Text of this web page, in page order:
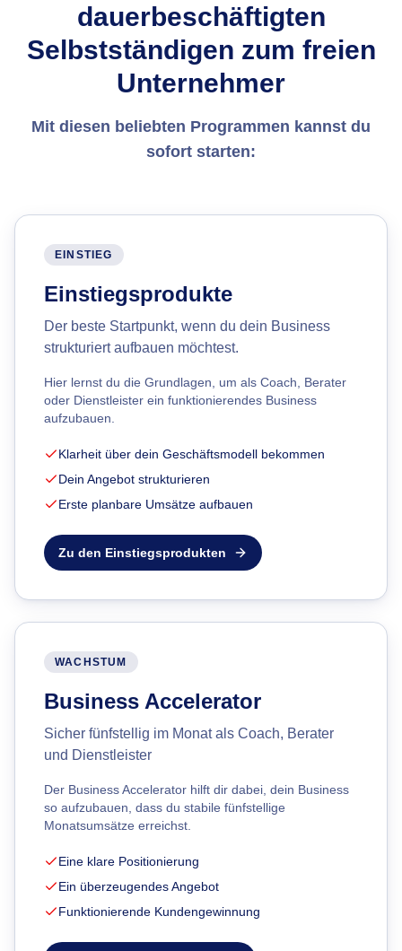
dauerbeschäftigten
Selbstständigen zum freien
Unternehmer
Mit diesen beliebten Programmen kannst du
sofort starten:
EINSTIEG
Einstiegsprodukte
Der beste Startpunkt, wenn du dein Business
strukturiert aufbauen möchtest.
Hier lernst du die Grundlagen, um als Coach, Berater
oder Dienstleister ein funktionierendes Business
aufzubauen.
Klarheit über dein Geschäftsmodell bekommen
Dein Angebot strukturieren
Erste planbare Umsätze aufbauen
Zu den Einstiegsprodukten
WACHSTUM
Business Accelerator
Sicher fünfstellig im Monat als Coach, Berater
und Dienstleister
Der Business Accelerator hilft dir dabei, dein Business
so aufzubauen, dass du stabile fünfstellige
Monatsumsätze erreichst.
Eine klare Positionierung
Ein überzeugendes Angebot
Funktionierende Kundengewinnung